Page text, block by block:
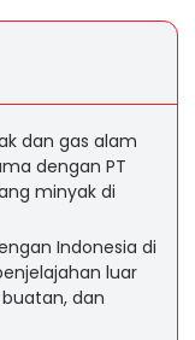
dan gas alam
dengan PT
minyak di
Indonesia di
luar
dan